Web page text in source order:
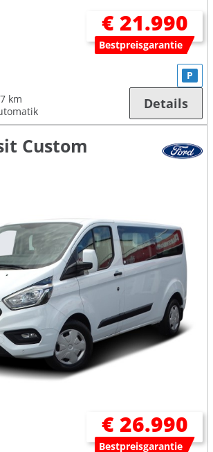
€ 21.990
Bestpreisgarantie
km
P
Details
Custom
€ 26.990
Bestpreisgarantie